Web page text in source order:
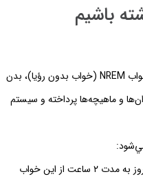
باشيم
تحقيقات اخير نشان مي‌دهند كه در طول خواب NREM (خواب بدون رؤيا)، بدن
و ماهيچه‌ها پرداخته و سيستم
افراد در سنين كمتر از ٣٠ سال در هر شبانه روز به مدت ٢ ساعت از اين خواب